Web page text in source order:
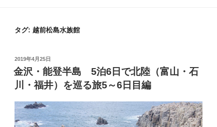
タグ: 越前松島水族館
投
稿
日:
2019年4月25日
金沢・能登半島 5泊6日で北陸（富山・石
川・福井）を巡る旅5～6日目編